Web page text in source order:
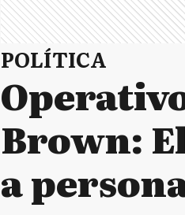
POLÍTICA
Brown:
a